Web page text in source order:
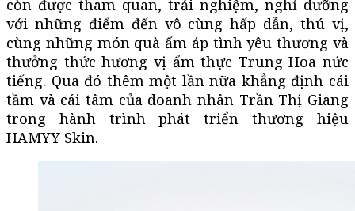
còn được tham quan, trải nghiệm, nghỉ dưỡng
với những điểm đến vô cùng hấp dẫn, thú vị,
cùng những món quà ấm áp tình yêu thương và
thưởng thức hương vị ẩm thực Trung Hoa nức
tiếng. Qua đó thêm một lần nữa khẳng định cái
tầm và cái tâm của doanh nhân Trần Thị Giang
trong hành trình phát triển thương hiệu
HAMYY Skin.